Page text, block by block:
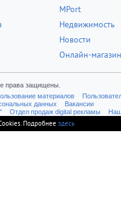
MPort
Недвижимость
Новости
Онлайн-магазин
защищены.
материалов
данных
Вакансии
Отдел продаж digital рекламы
Подробнее здесь